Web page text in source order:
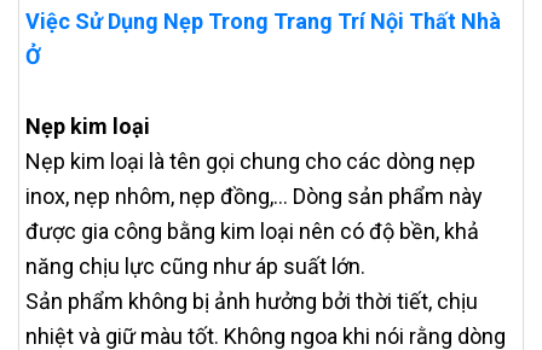
Việc Sử Dụng Nẹp Trong Trang Trí Nội Thất Nhà
Ở
Nẹp kim loại
Nẹp kim loại là tên gọi chung cho các dòng nẹp
inox, nẹp nhôm, nẹp đồng,… Dòng sản phẩm này
được gia công bằng kim loại nên có độ bền, khả
năng chịu lực cũng như áp suất lớn.
Sản phẩm không bị ảnh hưởng bởi thời tiết, chịu
nhiệt và giữ màu tốt. Không ngoa khi nói rằng dòng